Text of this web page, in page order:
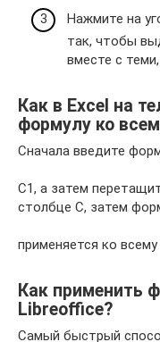
Нажмите на
так, чтобы
вместе с
Как в Excel на
формулу ко
Сначала введите
C1, а затем
столбце C, затем
применяется ко
Как применить
Libreoffice?
Самый быстрый